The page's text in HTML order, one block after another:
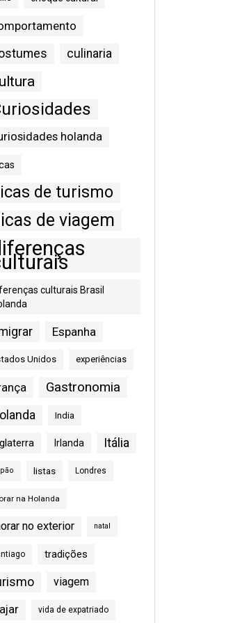
culinaria
holanda
de turismo
de viagem
culturais Brasil
Espanha
Unidos experiências
Gastronomia
India
Irlanda Itália
listas Londres
na Holanda
no exterior natal
tradições
viagem
vida de expatriado